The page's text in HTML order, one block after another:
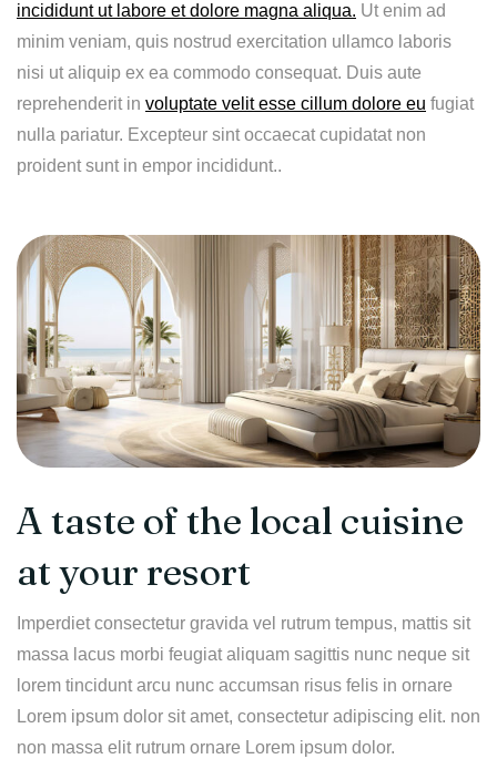
incididunt ut labore et dolore magna aliqua. Ut enim ad
minim veniam, quis nostrud exercitation ullamco laboris
nisi ut aliquip ex ea commodo consequat. Duis aute
reprehenderit in voluptate velit esse cillum dolore eu fugiat
nulla pariatur. Excepteur sint occaecat cupidatat non
proident sunt in empor incididunt..
A taste of the local cuisine
at your resort
Imperdiet consectetur gravida vel rutrum tempus, mattis sit
massa lacus morbi feugiat aliquam sagittis nunc neque sit
lorem tincidunt arcu nunc accumsan risus felis in ornare
Lorem ipsum dolor sit amet, consectetur adipiscing elit. non
non massa elit rutrum ornare Lorem ipsum dolor.